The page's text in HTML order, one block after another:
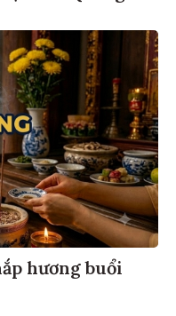
hương buổi